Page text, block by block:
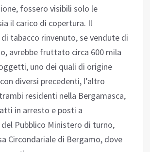
fossero visibili solo le
il carico di copertura. Il
tabacco rinvenuto, se vendute di
avrebbe fruttato circa 600 mila
uno dei quali di origine
diversi precedenti, l’altro
residenti nella Bergamasca,
in arresto e posti a
Pubblico Ministero di turno,
Circondariale di Bergamo, dove